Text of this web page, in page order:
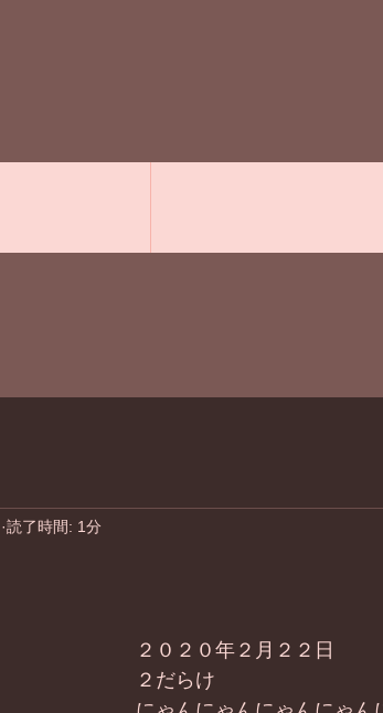
読了時間: 1分
２０２０年２月２２日
２だらけ